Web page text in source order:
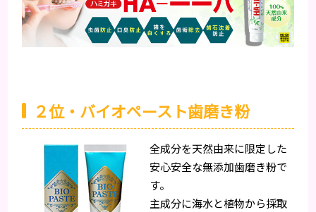
２位・バイオペースト歯磨き粉
全成分を天然由来に限定した
安心安全な無添加歯磨き粉で
す。
主成分に海水と植物から採取